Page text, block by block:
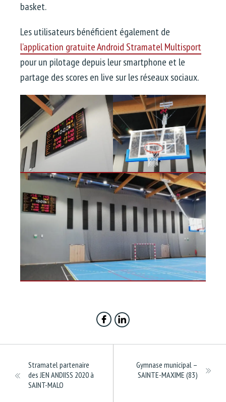
basket.
Les utilisateurs bénéficient également de
l’application gratuite Android Stramatel Multisport
pour un pilotage depuis leur smartphone et le
partage des scores en live sur les réseaux sociaux.
Stramatel partenaire
des JEN ANDIISS 2020 à
SAINT-MALO
Gymnase municipal –
SAINTE-MAXIME (83)